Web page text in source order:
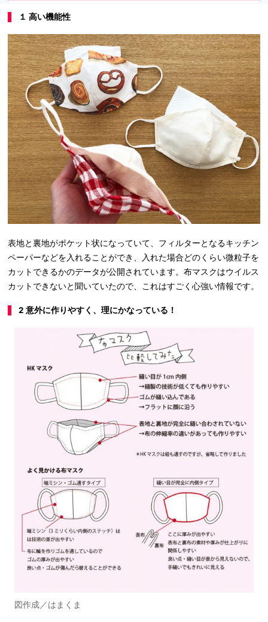
１ 高い機能性
表地と裏地がポケット状になっていて、フィルターとなるキッチン
ペーパーなどを入れることができ、入れた場合どのくらい微粒子を
カットできるかのデータが公開されています。布マスクはウイルス
カットできないと聞いていたので、これはすごく心強い情報です。
2 意外に作りやすく、理にかなっている！
図作成／はまくま